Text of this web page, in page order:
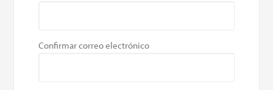
Confirmar correo electrónico